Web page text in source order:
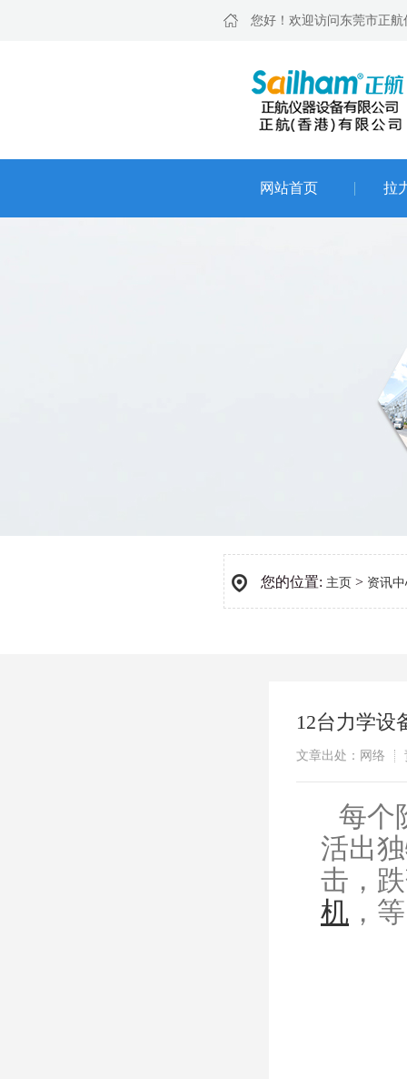
您好！欢迎访问东莞市正
网站首页 拉
您的位置: 主页 > 资讯
12台力学设
文章出处：网络
每个
活出
击，
机 ，等